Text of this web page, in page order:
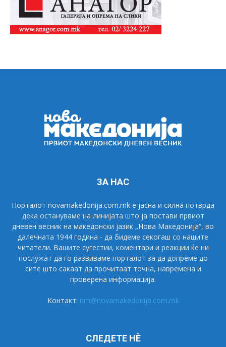
ЗА НАС
Порталот novamakedonija.com.mk е јасна и силна потврда
дека остануваме на линијата што ја постави првиот
дневен весник на македонски јазик „Нова Македонија“, во
далечната 1944 година - да бидеме секогаш со нашите
читатели. Вашите сугестии, коментари и реакции ќе ни
послужат да го развиваме порталот за да допреме до
сите што сакаат да прочитаат точна, навремена и
проверена информација.
Контакт: nm@novamakedonija.com.mk
СЛЕДЕТЕ НÈ